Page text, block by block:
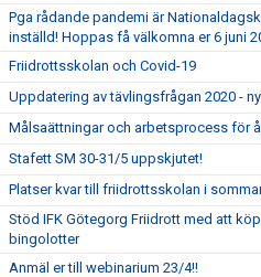
Pga rådande pandemi är
inställd! Hoppas få välkomna er 6 juni
Friidrottsskolan och Covid-19
Uppdatering av tävlingsfrågan 2020 -
Målsaättningar och arbetsprocess för
Stafett SM 30-31/5 uppskjutet!
Platser kvar till friidrottsskolan i
Stöd IFK Götegorg Friidrott med att
bingolotter
Anmäl er till webinarium 23/4!!